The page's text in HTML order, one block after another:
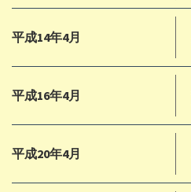
平成14年4月
平成16年4月
平成20年4月